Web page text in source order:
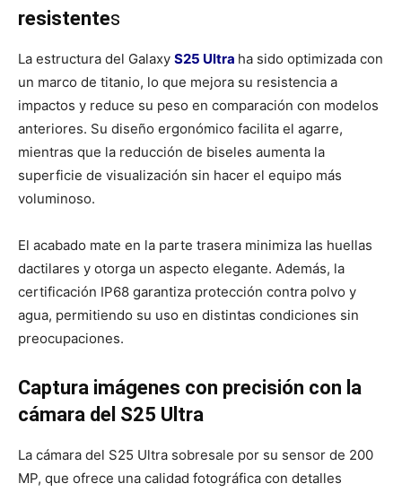
resistentes
La estructura del Galaxy S25 Ultra ha sido optimizada con
un marco de titanio, lo que mejora su resistencia a
impactos y reduce su peso en comparación con modelos
anteriores. Su diseño ergonómico facilita el agarre,
mientras que la reducción de biseles aumenta la
superficie de visualización sin hacer el equipo más
voluminoso.
El acabado mate en la parte trasera minimiza las huellas
dactilares y otorga un aspecto elegante. Además, la
certificación IP68 garantiza protección contra polvo y
agua, permitiendo su uso en distintas condiciones sin
preocupaciones.
Captura imágenes con precisión con la
cámara del S25 Ultra
La cámara del S25 Ultra sobresale por su sensor de 200
MP, que ofrece una calidad fotográfica con detalles